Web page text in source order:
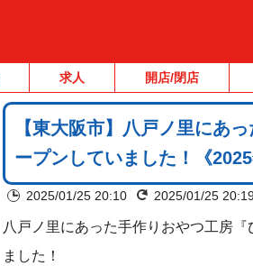
求人 開店/閉店
【東大阪市】八戸ノ里にあ
ープンしていました！《
2025/01/25 20:10 2025/01/25
八戸ノ里にあった手作りおやつ工房『
ました！